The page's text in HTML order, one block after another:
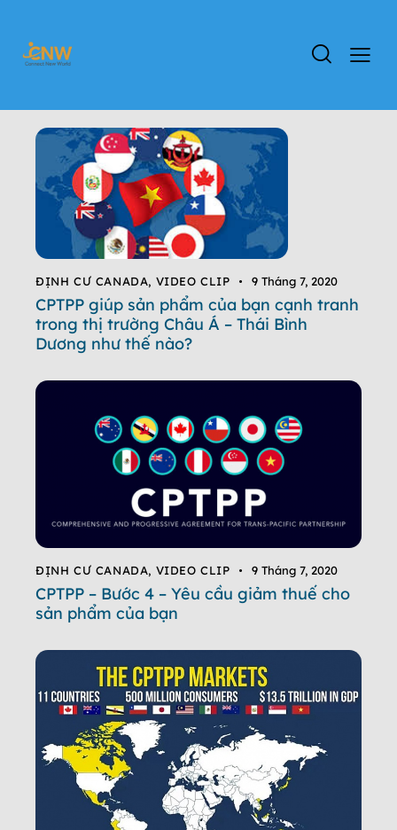
ĐỊNH CƯ CANADA, VIDEO CLIP 9 Tháng 7, 2020
CPTPP giúp sản phẩm của bạn cạnh tranh
trong thị trường Châu Á – Thái Bình
Dương như thế nào?
ĐỊNH CƯ CANADA, VIDEO CLIP 9 Tháng 7, 2020
CPTPP – Bước 4 – Yêu cầu giảm thuế cho
sản phẩm của bạn